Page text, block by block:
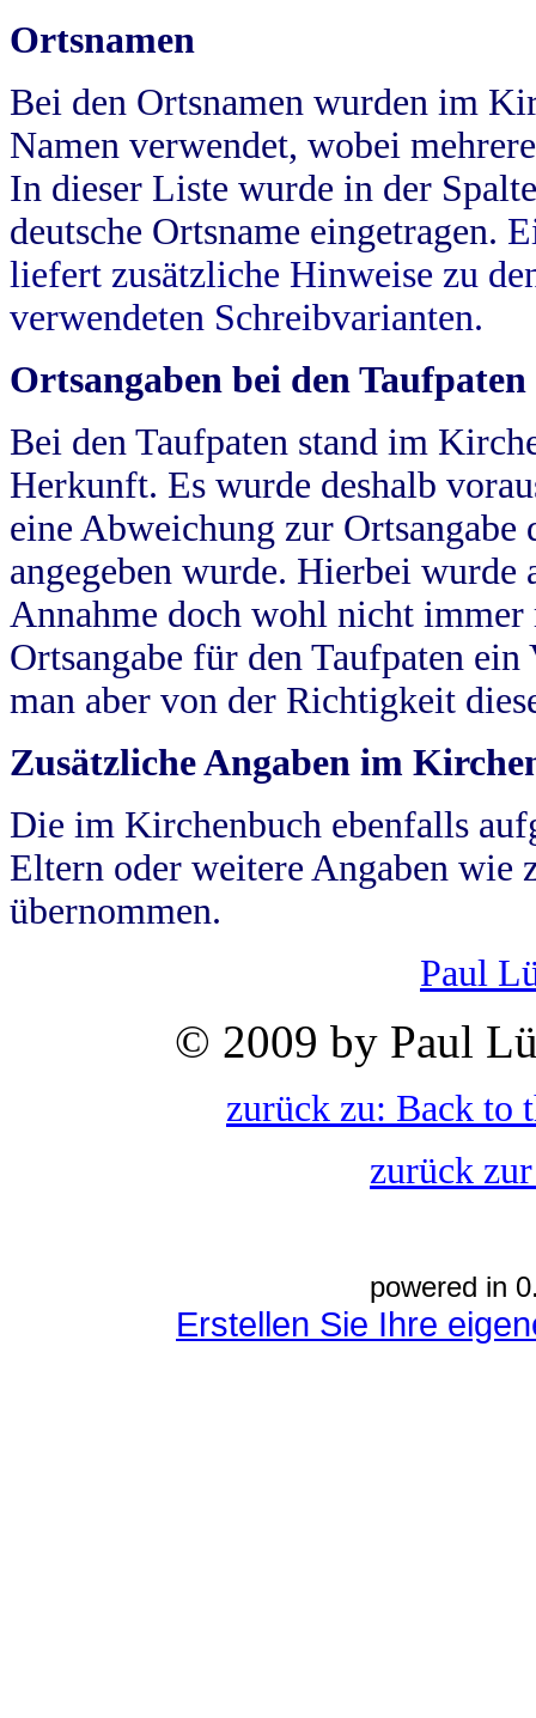
Ortsnamen
Bei den Ortsnamen wurden im
Namen verwendet, wobei
In dieser Liste wurde in der
deutsche Ortsname eingetragen.
liefert zusätzliche Hinweise zu
verwendeten Schreibvarianten.
Ortsangaben bei den Taufpaten
Bei den Taufpaten stand im
Herkunft. Es wurde deshalb
eine Abweichung zur
angegeben wurde. Hierbei wurde
Annahme doch wohl nicht
Ortsangabe für den Taufpaten
man aber von der Richtigkeit
Zusätzliche Angaben im
Die im Kirchenbuch ebenfalls
Eltern oder weitere Angaben wie
übernommen.
Paul
© 2009 by Paul
zurück zu: Back to
zurück
powered in
Erstellen Sie Ihre